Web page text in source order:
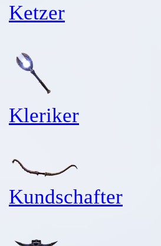
Ketzer
Kleriker
Kundschafter